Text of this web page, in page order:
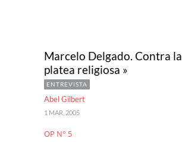
Marcelo Delgado. Contra la
platea religiosa »
ENTREVISTA
Abel Gilbert
1 MAR, 2005
OP N° 5